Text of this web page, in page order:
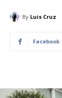
By Luis Cruz
Facebook